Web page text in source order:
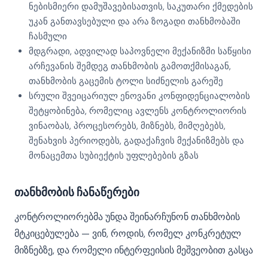
ნებისმიერი დამუშავებისათვის, საკუთარი ქმედების
უკან განთავსებული და არა ზოგადი თანხმობაში
ჩასმული
მდგრადი, ადვილად საპოვნელი მექანიზმი საწყისი
არჩევანის შემდეგ თანხმობის გამოთქმისაგან,
თანხმობის გაცემის ტოლი სიძნელის გარეშე
სრული შვეიცარიულ ენოვანი კონფიდენციალობის
შეტყობინება, რომელიც ავლენს კონტროლიორის
ვინაობას, პროცესორებს, მიზნებს, მიმღებებს,
შენახვის პერიოდებს, გადაქაჩვის მექანიზმებს და
მონაცემთა სუბიექტის უფლებების გზას
თანხმობის ჩანაწერები
კონტროლიორებმა უნდა შეინარჩუნონ თანხმობის
მტკიცებულება — ვინ, როდის, რომელ კონკრეტულ
მიზნებზე, და რომელი ინტერფეისის მეშვეობით გასცა